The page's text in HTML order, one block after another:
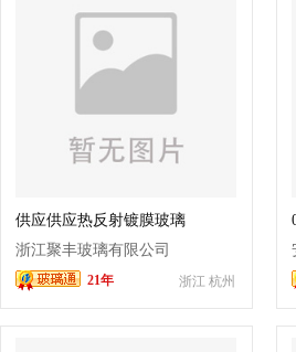
供应供应热反射镀膜玻璃
浙江聚丰玻璃有限公司
浙江 杭州
21年